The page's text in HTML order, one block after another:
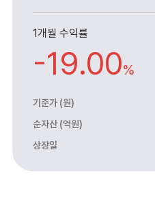
1개월 수익률
-19.00%
기준가 (원)
순자산 (억원)
상장일